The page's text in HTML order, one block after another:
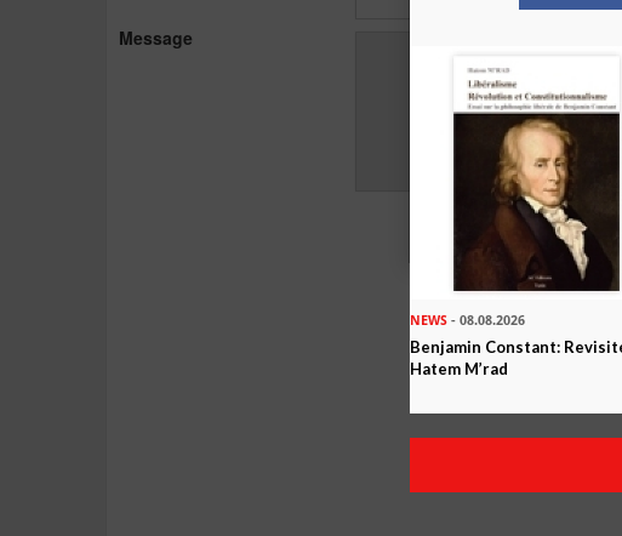
Message
NEWS - 08.08.2026
Benjamin Constant:
Hatem M’rad